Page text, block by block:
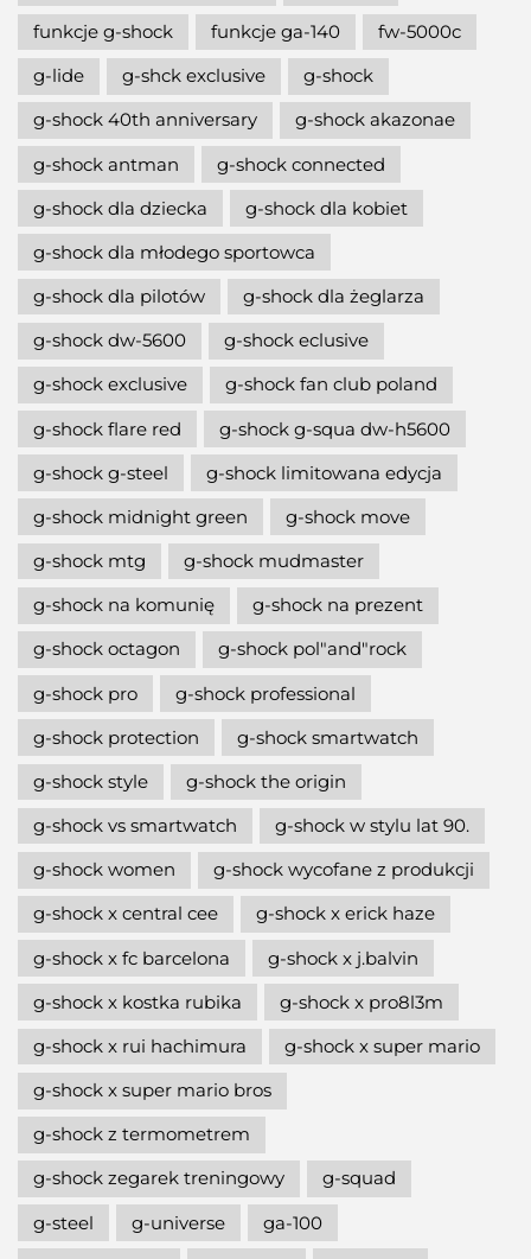
funkcje g-shock
funkcje ga-140
fw-5000c
g-lide
g-shck exclusive
g-shock
g-shock 40th anniversary
g-shock akazonae
g-shock antman
g-shock connected
g-shock dla dziecka
g-shock dla kobiet
g-shock dla młodego sportowca
g-shock dla pilotów
g-shock dla żeglarza
g-shock dw-5600
g-shock eclusive
g-shock exclusive
g-shock fan club poland
g-shock flare red
g-shock g-squa dw-h5600
g-shock g-steel
g-shock limitowana edycja
g-shock midnight green
g-shock move
g-shock mtg
g-shock mudmaster
g-shock na komunię
g-shock na prezent
g-shock octagon
g-shock pol"and"rock
g-shock pro
g-shock professional
g-shock protection
g-shock smartwatch
g-shock style
g-shock the origin
g-shock vs smartwatch
g-shock w stylu lat 90.
g-shock women
g-shock wycofane z produkcji
g-shock x central cee
g-shock x erick haze
g-shock x fc barcelona
g-shock x j.balvin
g-shock x kostka rubika
g-shock x pro8l3m
g-shock x rui hachimura
g-shock x super mario
g-shock x super mario bros
g-shock z termometrem
g-shock zegarek treningowy
g-squad
g-steel
g-universe
ga-100